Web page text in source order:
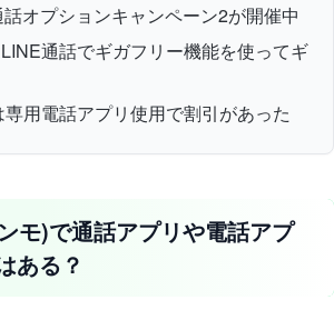
オプションキャンペーン2が開催中
通話でギガフリー機能を使ってギ
用電話アプリ使用で割引があった
モ)で通話アプリや電話アプ
ある？